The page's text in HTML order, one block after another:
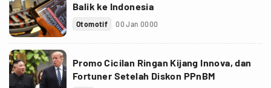
Balik ke Indonesia
Otomotif 00 Jan 0000
Promo Cicilan Ringan Kijang Innova, dan
Fortuner Setelah Diskon PPnBM